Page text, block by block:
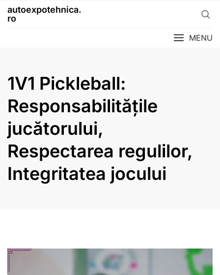
autoexpotehnica.
ro
MENU
1V1 Pickleball:
Responsabilitățile
jucătorului,
Respectarea regulilor,
Integritatea jocului